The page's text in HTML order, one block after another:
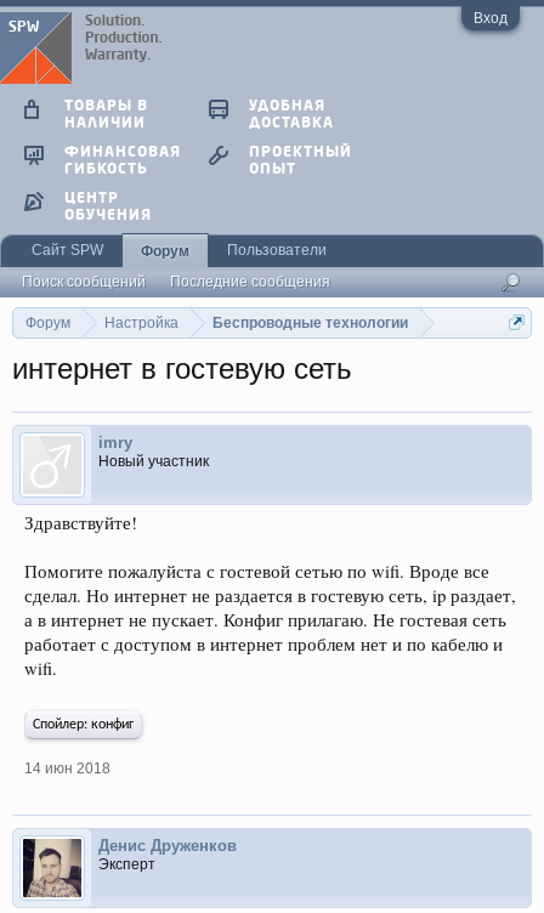
Вход
Форум Настройка Беспроводные технологии
интернет в гостевую сеть
imry
Новый участник
Здравствуйте!
Помогите пожалуйста с гостевой сетью по wifi. Вроде все
сделал. Но интернет не раздается в гостевую сеть, ip раздает,
а в интернет не пускает. Конфиг прилагаю. Не гостевая сеть
работает с доступом в интернет проблем нет и по кабелю и
wifi.
Спойлер: конфиг
14 июн 2018
Денис Друженков
Эксперт
ТОВАРЫ В
НАЛИЧИИ
УДОБНАЯ
ДОСТАВКА
ФИНАНСОВАЯ
ГИБКОСТЬ
ПРОЕКТНЫЙ
ОПЫТ
ЦЕНТР
ОБУЧЕНИЯ
Сайт SPW
Форум
Поиск сообщений
Последние сообщения
Пользователи